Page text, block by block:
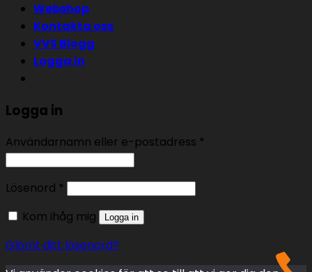
Webshop
Kontakta oss
VVS Blogg
Logga in
Logga in
Användarnamn eller e-postadress *
Lösenord *
Kom ihåg mig
Logga in
Glömt ditt lösenord?